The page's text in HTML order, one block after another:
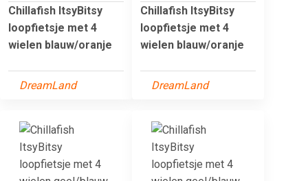
Chillafish ItsyBitsy
loopfietsje met 4
wielen blauw/oranje
DreamLand
Chillafish ItsyBitsy
loopfietsje met 4
wielen blauw/oranje
DreamLand